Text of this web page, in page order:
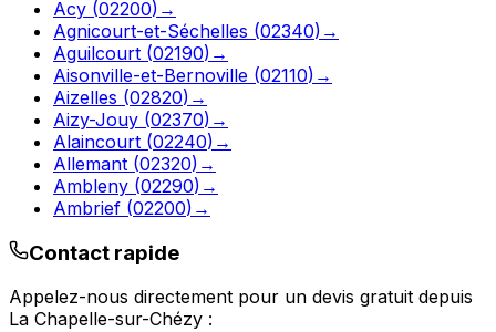
Acy (02200) →
Agnicourt-et-Séchelles (02340) →
Aguilcourt (02190) →
Aisonville-et-Bernoville (02110) →
Aizelles (02820) →
Aizy-Jouy (02370) →
Alaincourt (02240) →
Allemant (02320) →
Ambleny (02290) →
Ambrief (02200) →
Contact rapide
Appelez-nous directement pour un devis gratuit depuis
La Chapelle-sur-Chézy :